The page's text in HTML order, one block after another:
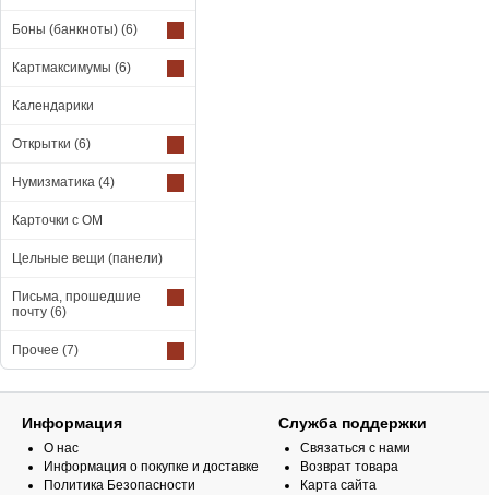
Боны (банкноты) (6)
Картмаксимумы (6)
Календарики
Открытки (6)
Нумизматика (4)
Карточки с ОМ
Цельные вещи (панели)
Письма, прошедшие
почту (6)
Прочее (7)
Информация
О нас
Информация о покупке и доставке
Политика Безопасности
Служба поддержки
Связаться с нами
Возврат товара
Карта сайта